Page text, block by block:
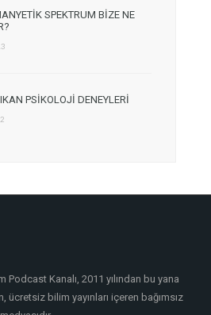
SPEKTRUM BİZE NE
PSİKOLOJİ DENEYLERİ
Podcast Kanalı, 2011 yılından bu yana
ücretsiz bilim yayınları içeren bağımsız